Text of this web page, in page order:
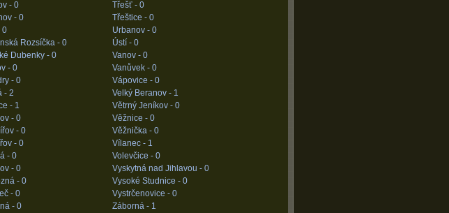
- 0
- 0
0
Rozsíčka - 0
Dubenky - 0
- 0
- 0
- 2
- 1
- 0
- 0
- 0
- 0
- 0
- 0
- 0
- 0
Třešť - 0
Třeštice - 0
Urbanov - 0
Ústí - 0
Vanov - 0
Vanůvek - 0
Vápovice - 0
Velký Beranov - 1
Větrný Jeníkov - 0
Věžnice - 0
Věžnička - 0
Vílanec - 1
Volevčice - 0
Vyskytná nad Jihlavou - 0
Vysoké Studnice - 0
Vystrčenovice - 0
Záborná - 1